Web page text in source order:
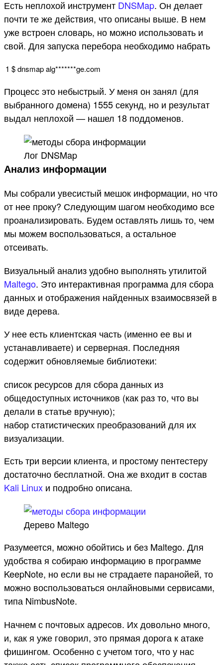
Есть неплохой инструмент DNSMap. Он делает
почти те же действия, что описаны выше. В нем
уже встроен словарь, но можно использовать и
свой. Для запуска перебора необходимо набрать
1 $dnsmapalg*******ge.com
Процесс это небыстрый. У меня он занял (для
выбранного домена) 1555 секунд, но и результат
выдал неплохой — нашел 18 поддоменов.
Лог DNSMap
Анализ информации
Мы собрали увесистый мешок информации, но что
от нее проку? Следующим шагом необходимо все
проанализировать. Будем оставлять лишь то, чем
мы можем воспользоваться, а остальное
отсеивать.
Визуальный анализ удобно выполнять утилитой
Maltego. Это интерактивная программа для сбора
данных и отображения найденных взаимосвязей в
виде дерева.
У нее есть клиентская часть (именно ее вы и
устанавливаете) и серверная. Последняя
содержит обновляемые библиотеки:
список ресурсов для сбора данных из
общедоступных источников (как раз то, что вы
делали в статье вручную);
набор статистических преобразований для их
визуализации.
Есть три версии клиента, и простому пентестеру
достаточно бесплатной. Она же входит в состав
Kali Linux и подробно описана.
Дерево Maltego
Разумеется, можно обойтись и без Maltego. Для
удобства я собираю информацию в программе
KeepNote, но если вы не страдаете паранойей, то
можно воспользоваться онлайновыми сервисами,
типа NimbusNote.
Начнем с почтовых адресов. Их довольно много,
и, как я уже говорил, это прямая дорога к атаке
фишингом. Особенно с учетом того, что у нас